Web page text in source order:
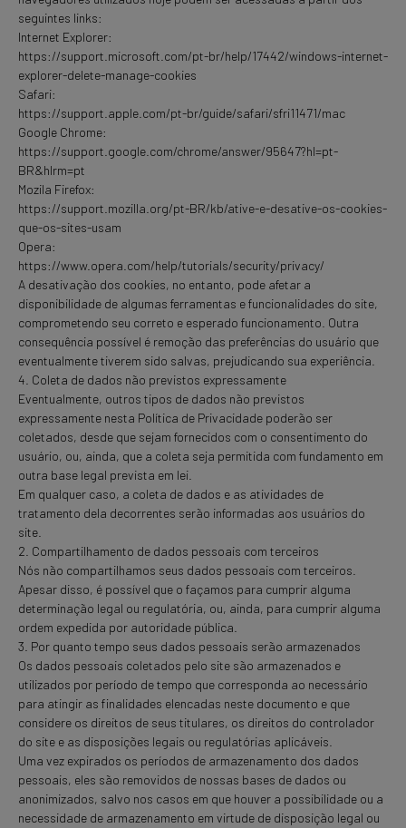
seguintes links:
Internet Explorer:
https://support.microsoft.com/pt-br/help/17442/windows-internet-
explorer-delete-manage-cookies
Safari:
https://support.apple.com/pt-br/guide/safari/sfri11471/mac
Google Chrome:
https://support.google.com/chrome/answer/95647?hl=pt-
BR&hlrm=pt
Mozila Firefox:
https://support.mozilla.org/pt-BR/kb/ative-e-desative-os-cookies-
que-os-sites-usam
Opera:
https://www.opera.com/help/tutorials/security/privacy/
A desativação dos cookies, no entanto, pode afetar a
disponibilidade de algumas ferramentas e funcionalidades do site,
comprometendo seu correto e esperado funcionamento. Outra
consequência possível é remoção das preferências do usuário que
eventualmente tiverem sido salvas, prejudicando sua experiência.
4. Coleta de dados não previstos expressamente
Eventualmente, outros tipos de dados não previstos
expressamente nesta Política de Privacidade poderão ser
coletados, desde que sejam fornecidos com o consentimento do
usuário, ou, ainda, que a coleta seja permitida com fundamento em
outra base legal prevista em lei.
Em qualquer caso, a coleta de dados e as atividades de
tratamento dela decorrentes serão informadas aos usuários do
site.
2. Compartilhamento de dados pessoais com terceiros
Nós não compartilhamos seus dados pessoais com terceiros.
Apesar disso, é possível que o façamos para cumprir alguma
determinação legal ou regulatória, ou, ainda, para cumprir alguma
ordem expedida por autoridade pública.
3. Por quanto tempo seus dados pessoais serão armazenados
Os dados pessoais coletados pelo site são armazenados e
utilizados por período de tempo que corresponda ao necessário
para atingir as finalidades elencadas neste documento e que
considere os direitos de seus titulares, os direitos do controlador
do site e as disposições legais ou regulatórias aplicáveis.
Uma vez expirados os períodos de armazenamento dos dados
pessoais, eles são removidos de nossas bases de dados ou
anonimizados, salvo nos casos em que houver a possibilidade ou a
necessidade de armazenamento em virtude de disposição legal ou